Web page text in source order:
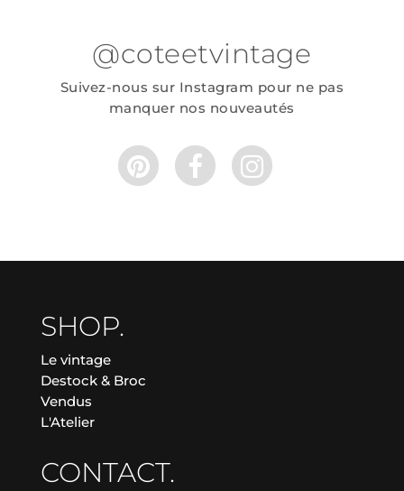
@coteetvintage
Suivez-nous sur Instagram pour ne pas
manquer nos nouveautés
SHOP.
Le vintage
Destock & Broc
Vendus
L'Atelier
CONTACT.